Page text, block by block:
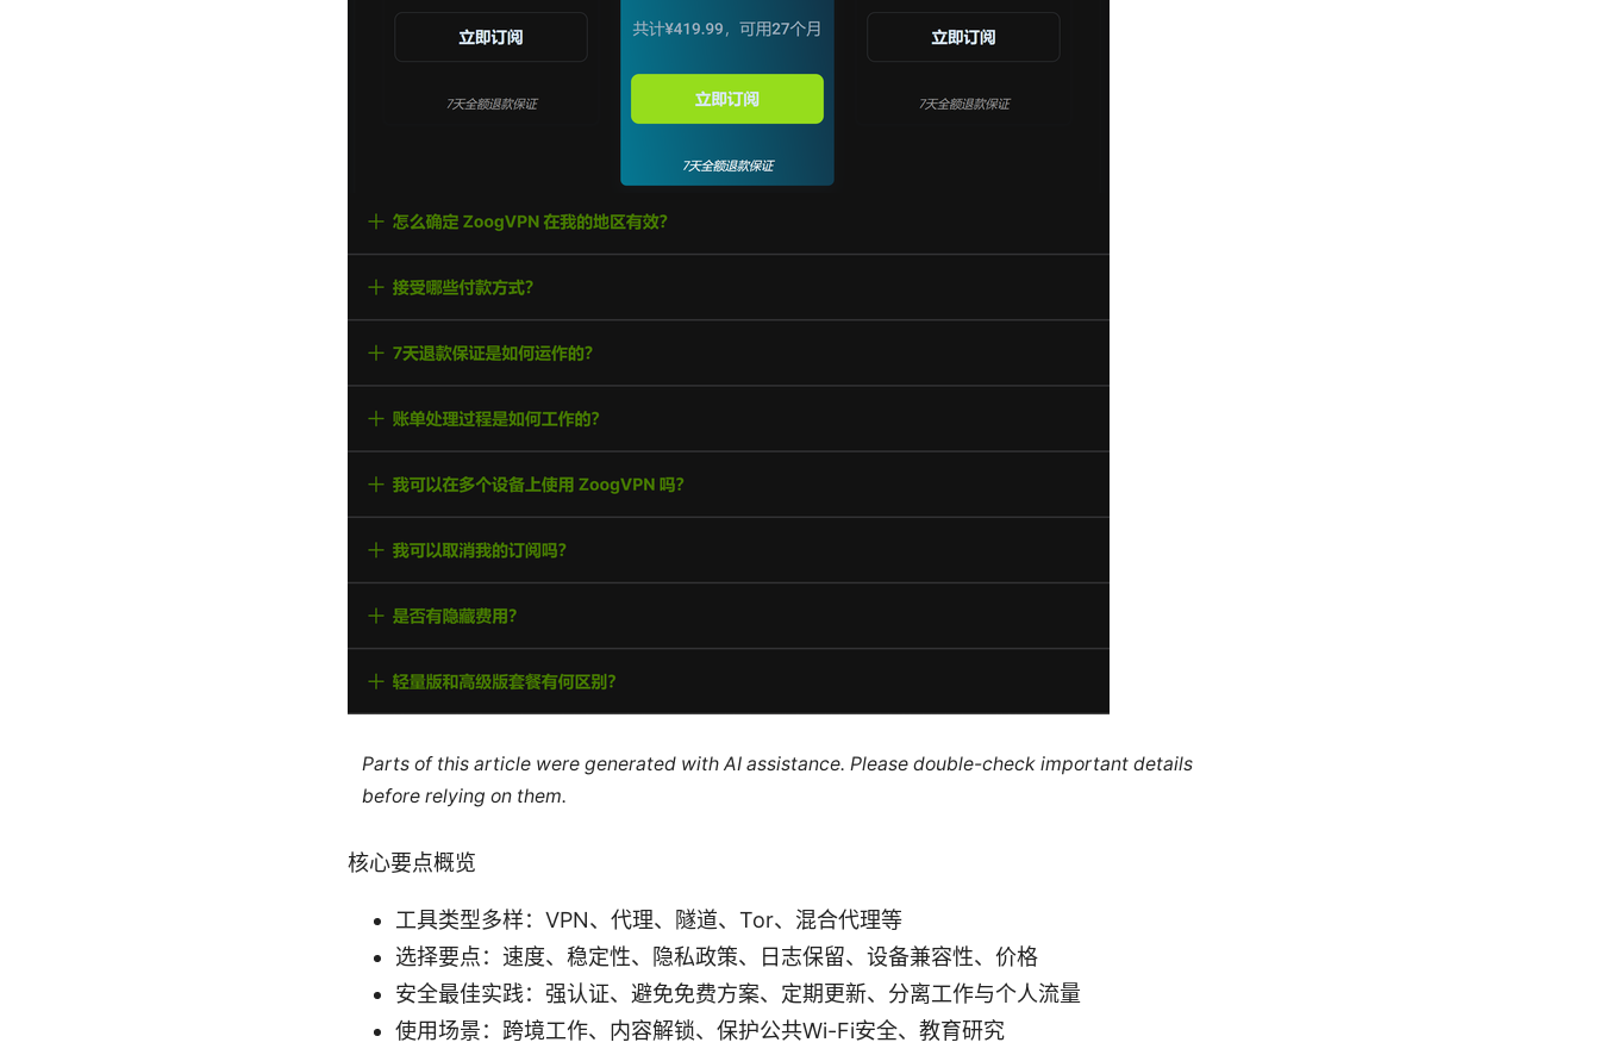
Parts of this article were generated with AI assistance. Please double-check important details
before relying on them.
核心要点概览
工具类型多样：VPN、代理、隧道、Tor、混合代理等
选择要点：速度、稳定性、隐私政策、日志保留、设备兼容性、价格
安全最佳实践：强认证、避免免费方案、定期更新、分离工作与个人流量
使用场景：跨境工作、内容解锁、保护公共Wi-Fi安全、教育研究